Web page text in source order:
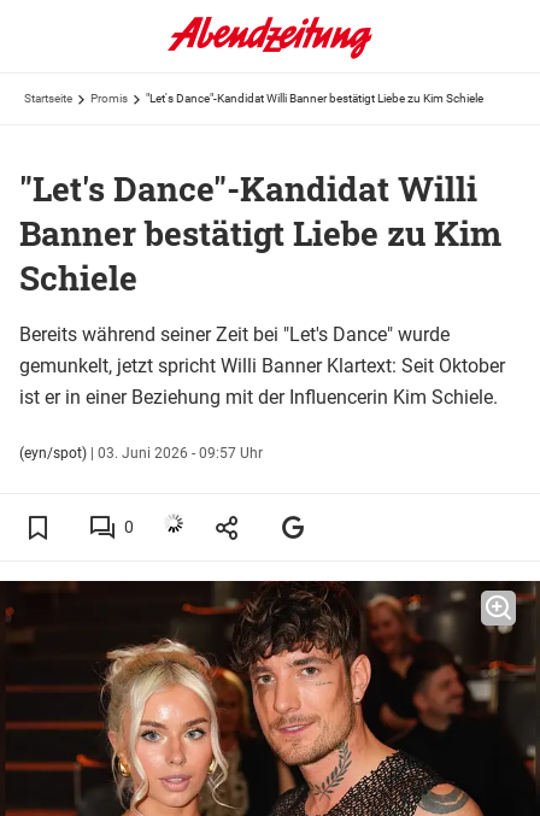
Startseite Promis "Let's Dance"-Kandidat Willi Banner bestätigt Liebe zu Kim Schiele
"Let's Dance"-Kandidat Willi
Banner bestätigt Liebe zu Kim
Schiele
Bereits während seiner Zeit bei "Let's Dance" wurde
gemunkelt, jetzt spricht Willi Banner Klartext: Seit Oktober
ist er in einer Beziehung mit der Influencerin Kim Schiele.
(eyn/spot) | 03. Juni 2026 - 09:57 Uhr
0